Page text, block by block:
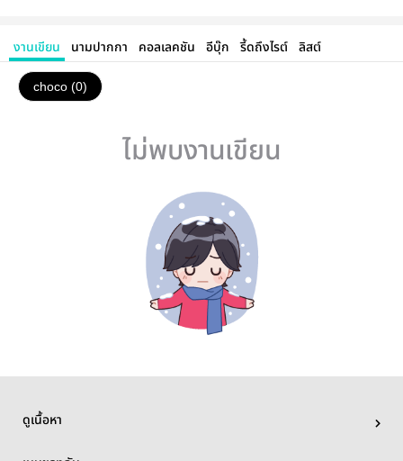
งานเขียน นามปากกา คอลเลคชัน อีบุ๊ก รี้ดถึงไรต์ ลิสต์
choco (0)
ไม่พบงานเขียน
ดูเนื้อหา